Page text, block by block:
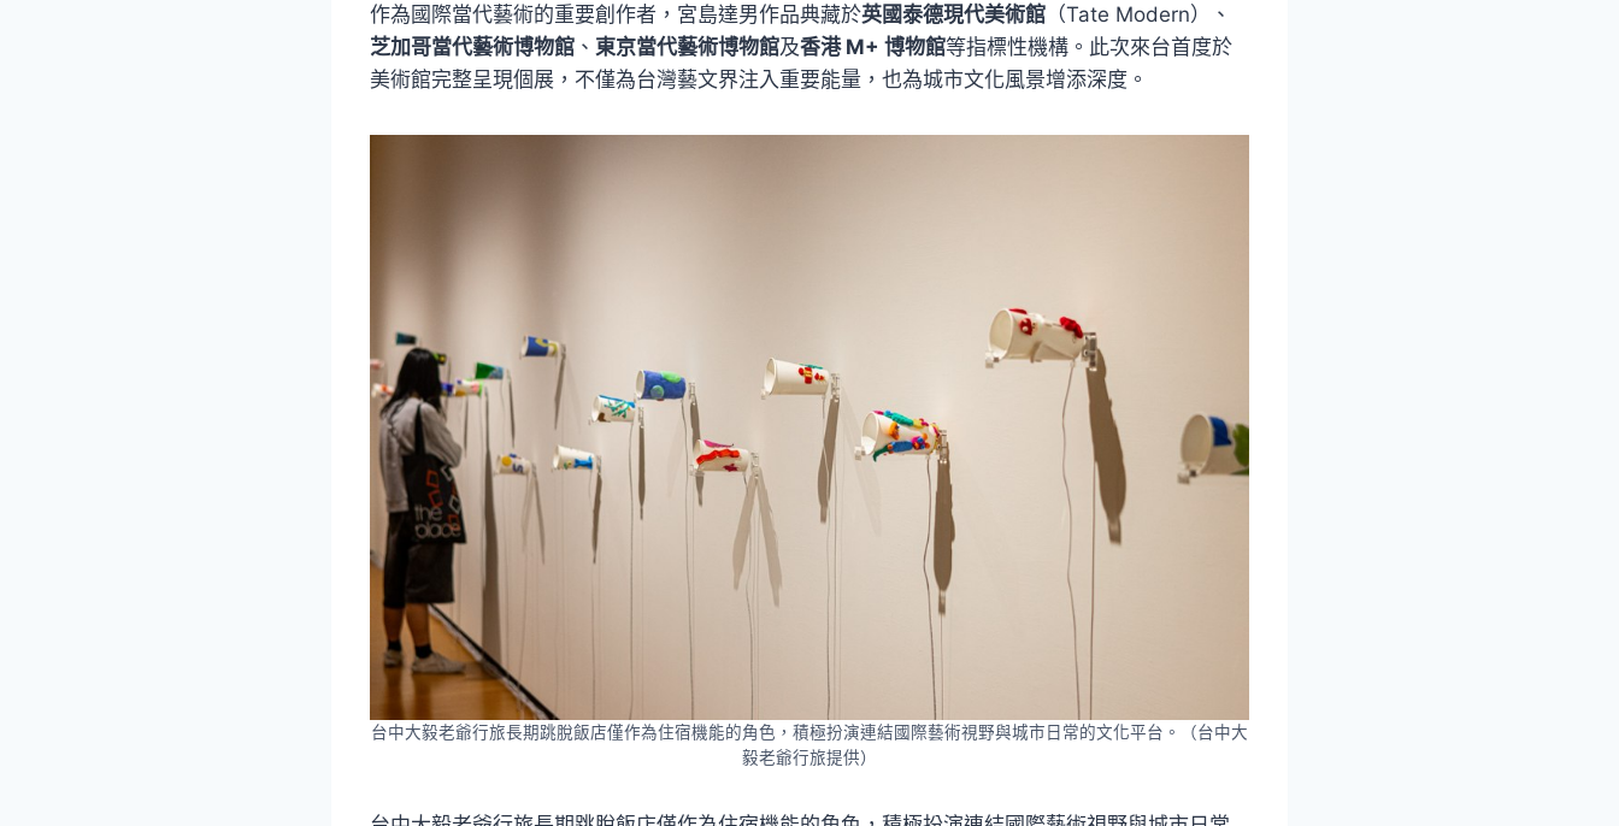
作為國際當代藝術的重要創作者，宮島達男作品典藏於英國泰德現代美術館 （Tate Modern）、
芝加哥當代藝術博物館 、 東京當代藝術博物館及香港 M+ 博物館等指標性機構。此次來台首度於
美術館完整呈現個展，不僅為台灣藝文界注入重要能量，也為城市文化風景增添深度。
台中大毅老爺行旅長期跳脫飯店僅作為住宿機能的角色，積極扮演連結國際藝術視野與城市日常的文化平台。（台中大
毅老爺行旅提供）